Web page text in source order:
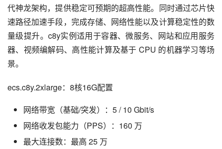
代神龙架构，提供稳定可预期的超高性能。同时通过芯片快
速路径加速手段，完成存储、网络性能以及计算稳定性的数
量级提升。c8y实例适用于容器、微服务、网站和应用服务
器、视频编解码、高性能计算及基于 CPU 的机器学习等场
景。
ecs.c8y.2xlarge：8核16G配置
网络带宽（基础/突发）：5 / 10 Gbit/s
网络收发包能力（PPS）：160 万
最大连接数：最高 25 万